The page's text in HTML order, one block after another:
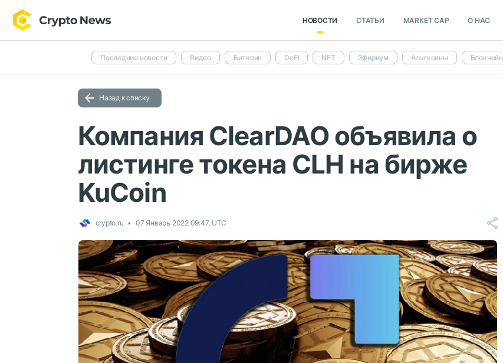
НОВОСТИ СТАТЬИ MARKET CAP О НАС
Последние новости Видео Биткоин DeFi NFT Эфириум Альткоины Блокчейн
Назад к списку
Компания ClearDAO объявила о
листинге токена CLH на бирже
KuCoin
crypto.ru 07 Январь 2022 09:47, UTC